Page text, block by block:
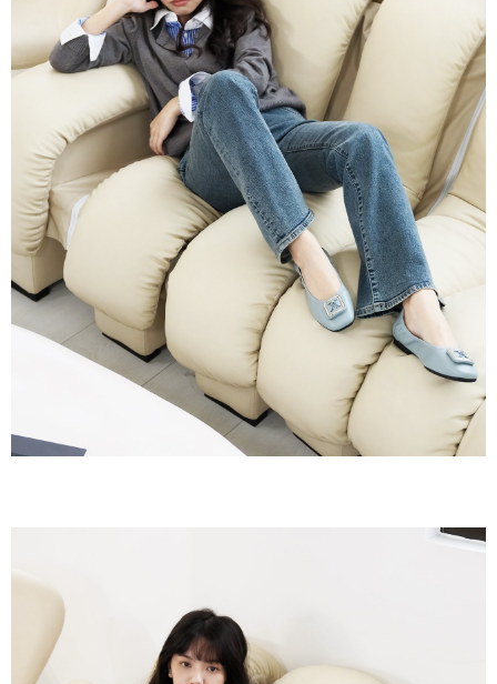
購買商品的店家。未經商家同意取消之訂單仍視為有效，需透過AFTEE先享
後付繳納相關費用。
※ 交易是否成功請以「AFTEE先享後付 」之結帳頁面顯示為準，若有關於
是否繳費成功／繳費後需取消欲退款等相關疑問，請聯繫「AFTEE先享後付
https://netprotections.freshdesk.com/support/home
【注意事項】
１．透過由恩沛科技股份有限公司提供之「AFTEE先享後付」服務完成之交
易，需依本服務之必要範圍內提供個人資料，並將交易相關給付款項請求債
權轉讓予恩沛科技股份有限公司。
２．關於個人資料處理事宜，請瀏覽以下網址：
https://aftee.tw/terms/#terms3
３．未成年的使用者請事先徵得法定代理人或監護人之同意方可使用
「AFTEE先享後付」，若未經同意申辦者引起之損失，本公司不負相關責
任。
４．使用「AFTEE先享後付」時，將依據個別帳號之用戶狀況，依本公司即
時審查核予不同之上限額度；若仍有額度不足之情形，本公司將視審查結果
請求用戶進行身份認證。
５．嚴禁一人註冊多個帳號或使用他人資訊註冊。若發現惡意使用之情形，
恩沛科技股份有限公司將有權停止該用戶之使用額度並採取法律行動。
每筆NT$60，滿NT$800(含以上)免運費
付款後7-11取貨
每筆NT$60，滿NT$800(含以上)免運費
每筆NT$60，滿NT$800(含以上)免運費
外島宅配
每筆NT$255
國際配送 查看運費